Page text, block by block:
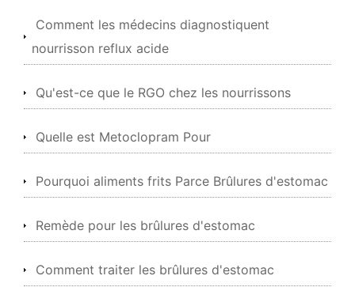
Comment les médecins diagnostiquent
nourrisson reflux acide
Qu'est-ce que le RGO chez les nourrissons
Quelle est Metoclopram Pour
Pourquoi aliments frits Parce Brûlures d'estomac
Remède pour les brûlures d'estomac
Comment traiter les brûlures d'estomac